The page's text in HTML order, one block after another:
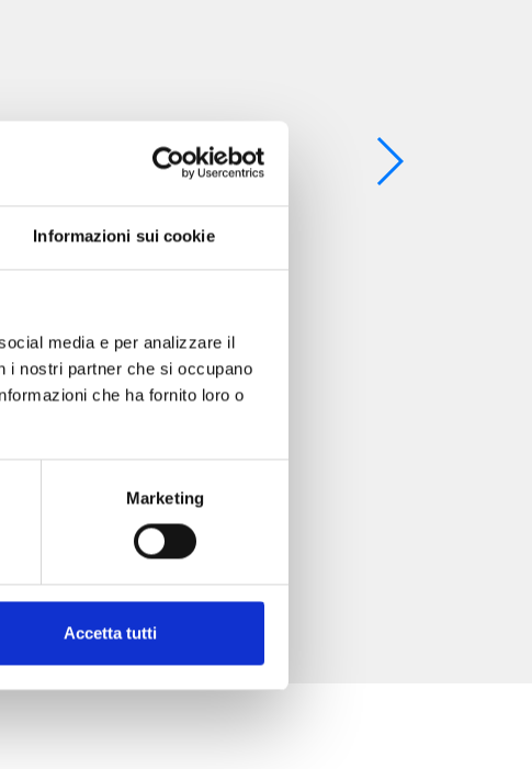
Informazioni sui cookie
media e per analizzare il
i nostri partner che si occupano
che ha fornito loro o
Marketing
Accetta tutti